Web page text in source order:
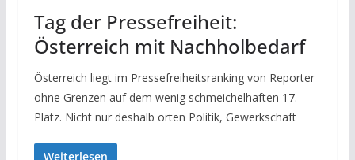
Tag der Pressefreiheit:
Österreich mit Nachholbedarf
Österreich liegt im Pressefreiheitsranking von Reporter
ohne Grenzen auf dem wenig schmeichelhaften 17.
Platz. Nicht nur deshalb orten Politik, Gewerkschaft
Weiterlesen